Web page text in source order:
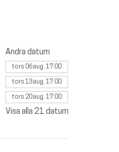
Andra datum
tors 06 aug. 17:00
tors 13 aug. 17:00
tors 20 aug. 17:00
Visa alla 21 datum